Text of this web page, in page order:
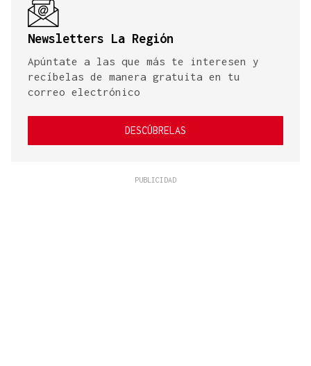
Newsletters La Región
Apúntate a las que más te interesen y
recíbelas de manera gratuita en tu
correo electrónico
DESCÚBRELAS